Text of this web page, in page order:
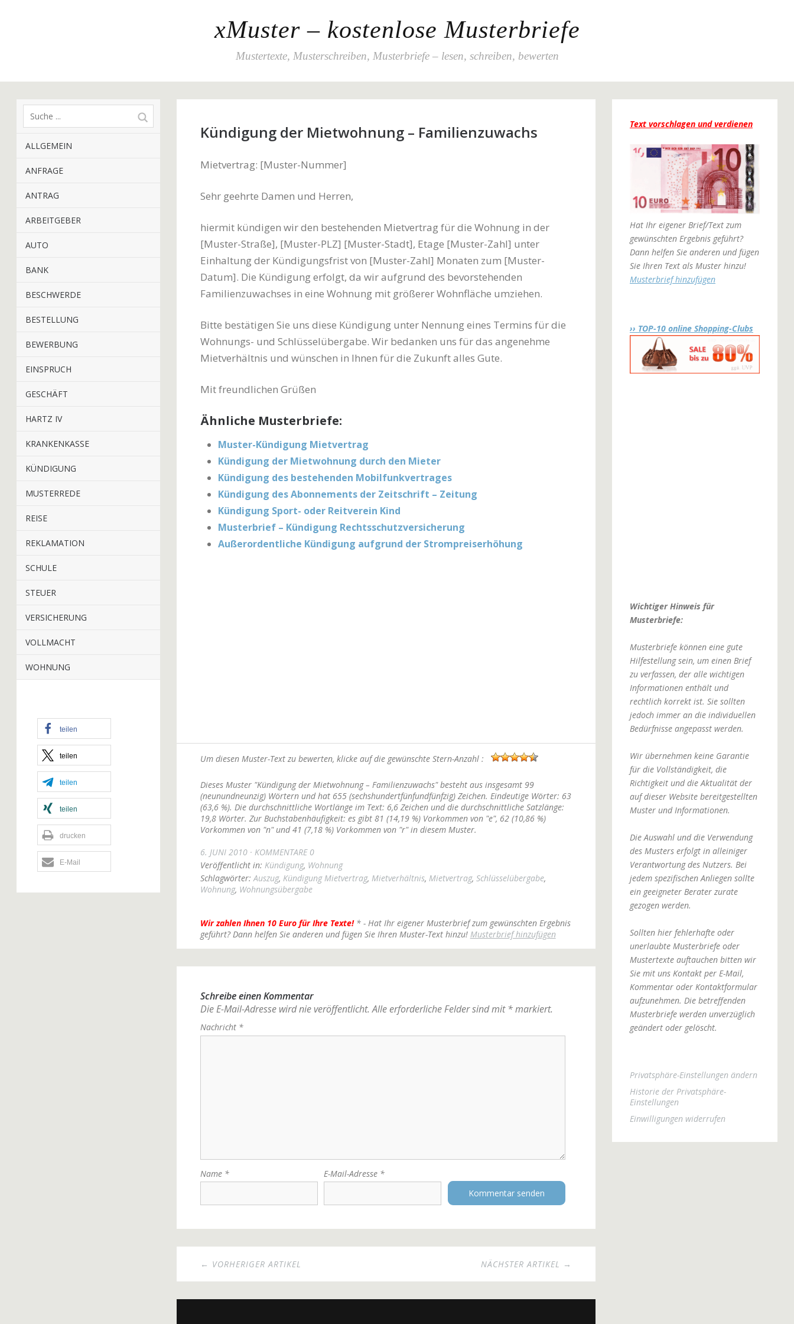
xMuster – kostenlose Musterbriefe
Mustertexte, Musterschreiben, Musterbriefe – lesen, schreiben, bewerten
ALLGEMEIN
ANFRAGE
ANTRAG
ARBEITGEBER
AUTO
BANK
BESCHWERDE
BESTELLUNG
BEWERBUNG
EINSPRUCH
GESCHÄFT
HARTZ IV
KRANKENKASSE
KÜNDIGUNG
MUSTERREDE
REISE
REKLAMATION
SCHULE
STEUER
VERSICHERUNG
VOLLMACHT
WOHNUNG
teilen
teilen
teilen
teilen
drucken
E-Mail
Kündigung der Mietwohnung – Familienzuwachs
Mietvertrag: [Muster-Nummer]
Sehr geehrte Damen und Herren,
hiermit kündigen wir den bestehenden Mietvertrag für die Wohnung in der
[Muster-Straße], [Muster-PLZ] [Muster-Stadt], Etage [Muster-Zahl] unter
Einhaltung der Kündigungsfrist von [Muster-Zahl] Monaten zum [Muster-
Datum]. Die Kündigung erfolgt, da wir aufgrund des bevorstehenden
Familienzuwachses in eine Wohnung mit größerer Wohnfläche umziehen.
Bitte bestätigen Sie uns diese Kündigung unter Nennung eines Termins für die
Wohnungs- und Schlüsselübergabe. Wir bedanken uns für das angenehme
Mietverhältnis und wünschen in Ihnen für die Zukunft alles Gute.
Mit freundlichen Grüßen
Ähnliche Musterbriefe:
Muster-Kündigung Mietvertrag
Kündigung der Mietwohnung durch den Mieter
Kündigung des bestehenden Mobilfunkvertrages
Kündigung des Abonnements der Zeitschrift – Zeitung
Kündigung Sport- oder Reitverein Kind
Musterbrief – Kündigung Rechtsschutzversicherung
Außerordentliche Kündigung aufgrund der Strompreiserhöhung
Um diesen Muster-Text zu bewerten, klicke auf die gewünschte Stern-Anzahl :
Dieses Muster "Kündigung der Mietwohnung – Familienzuwachs" besteht aus insgesamt 99
(neunundneunzig) Wörtern und hat 655 (sechshundertfünfundfünfzig) Zeichen. Eindeutige Wörter: 63
(63,6 %). Die durchschnittliche Wortlänge im Text: 6,6 Zeichen und die durchschnittliche Satzlänge:
19,8 Wörter. Zur Buchstabenhäufigkeit: es gibt 81 (14,19 %) Vorkommen von "e", 62 (10,86 %)
Vorkommen von "n" und 41 (7,18 %) Vorkommen von "r" in diesem Muster.
6. JUNI 2010
KOMMENTARE 0
Veröffentlicht in: Kündigung, Wohnung
Schlagwörter: Auszug, Kündigung Mietvertrag, Mietverhältnis, Mietvertrag, Schlüsselübergabe,
Wohnung, Wohnungsübergabe
Wir zahlen Ihnen 10 Euro für Ihre Texte! * - Hat Ihr eigener Musterbrief zum gewünschten Ergebnis
geführt? Dann helfen Sie anderen und fügen Sie Ihren Muster-Text hinzu! Musterbrief hinzufügen
Schreibe einen Kommentar
Die E-Mail-Adresse wird nie veröffentlicht. Alle erforderliche Felder sind mit *markiert.
Nachricht *
Name * E-Mail-Adresse *
NÄCHSTER ARTIKEL →
← VORHERIGER ARTIKEL
Text vorschlagen und verdienen
Hat Ihr eigener Brief/Text zum
gewünschten Ergebnis geführt?
Dann helfen Sie anderen und fügen
Sie Ihren Text als Muster hinzu!
Musterbrief hinzufügen
›› TOP-10 online Shopping-Clubs
Wichtiger Hinweis für
Musterbriefe:
Musterbriefe können eine gute
Hilfestellung sein, um einen Brief
zu verfassen, der alle wichtigen
Informationen enthält und
rechtlich korrekt ist. Sie sollten
jedoch immer an die individuellen
Bedürfnisse angepasst werden.
Wir übernehmen keine Garantie
für die Vollständigkeit, die
Richtigkeit und die Aktualität der
auf dieser Website bereitgestellten
Muster und Informationen.
Die Auswahl und die Verwendung
des Musters erfolgt in alleiniger
Verantwortung des Nutzers. Bei
jedem spezifischen Anliegen sollte
ein geeigneter Berater zurate
gezogen werden.
Sollten hier fehlerhafte oder
unerlaubte Musterbriefe oder
Mustertexte auftauchen bitten wir
Sie mit uns Kontakt per E-Mail,
Kommentar oder Kontaktformular
aufzunehmen. Die betreffenden
Musterbriefe werden unverzüglich
geändert oder gelöscht.
Privatsphäre-Einstellungen ändern
Historie der Privatsphäre-
Einstellungen
Einwilligungen widerrufen